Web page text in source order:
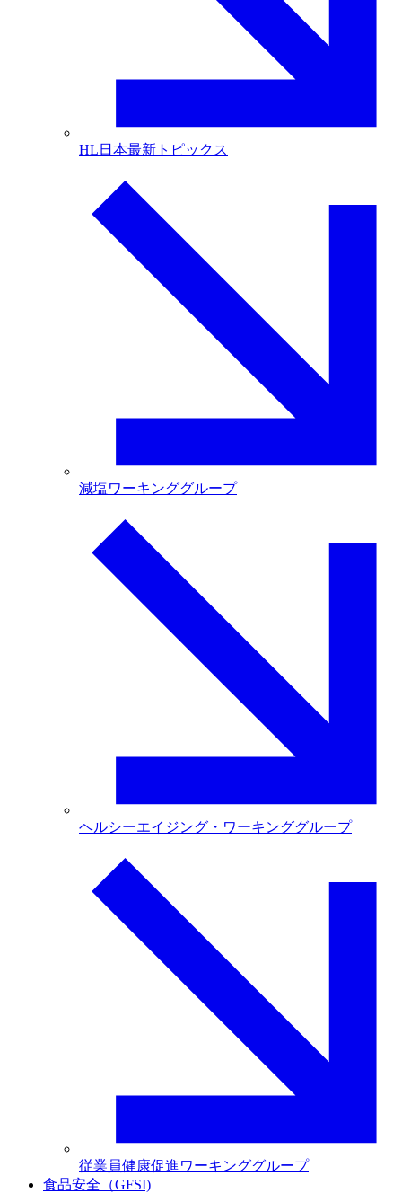
HL日本最新トピックス
減塩ワーキンググループ
ヘルシーエイジング・ワーキンググループ
従業員健康促進ワーキンググループ
食品安全（GFSI)